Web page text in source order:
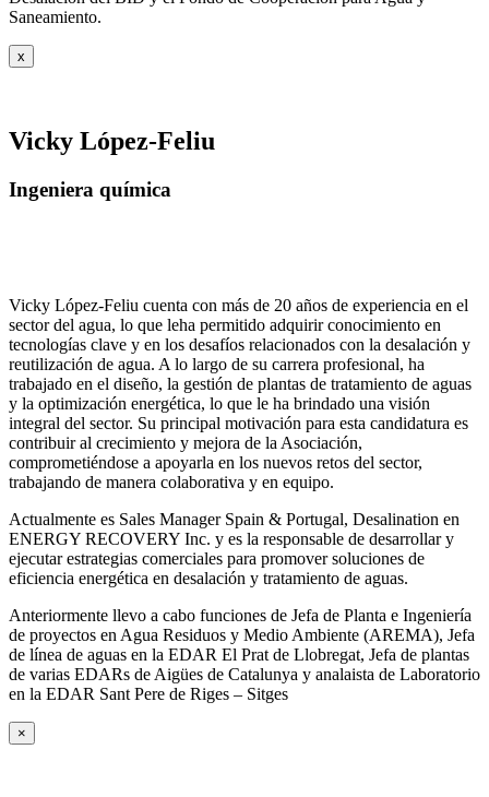
Saneamiento.
x
Vicky López-Feliu
Ingeniera química
Vicky López-Feliu cuenta con más de 20 años de experiencia en el
sector del agua, lo que leha permitido adquirir conocimiento en
tecnologías clave y en los desafíos relacionados con la desalación y
reutilización de agua. A lo largo de su carrera profesional, ha
trabajado en el diseño, la gestión de plantas de tratamiento de aguas
y la optimización energética, lo que le ha brindado una visión
integral del sector. Su principal motivación para esta candidatura es
contribuir al crecimiento y mejora de la Asociación,
comprometiéndose a apoyarla en los nuevos retos del sector,
trabajando de manera colaborativa y en equipo.
Actualmente es Sales Manager Spain & Portugal, Desalination en
ENERGY RECOVERY Inc. y es la responsable de desarrollar y
ejecutar estrategias comerciales para promover soluciones de
eficiencia energética en desalación y tratamiento de aguas.
Anteriormente llevo a cabo funciones de Jefa de Planta e Ingeniería
de proyectos en Agua Residuos y Medio Ambiente (AREMA), Jefa
de línea de aguas en la EDAR El Prat de Llobregat, Jefa de plantas
de varias EDARs de Aigües de Catalunya y analaista de Laboratorio
en la EDAR Sant Pere de Riges – Sitges
×